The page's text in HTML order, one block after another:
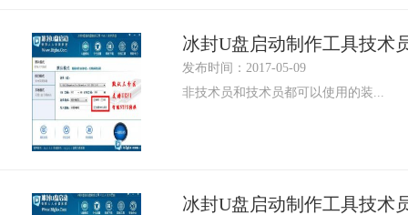
冰封U盘启动制作工具技术
发布时间：2017-05-09
非技术员和技术员都可以使用的装...
冰封U盘启动制作工具技术